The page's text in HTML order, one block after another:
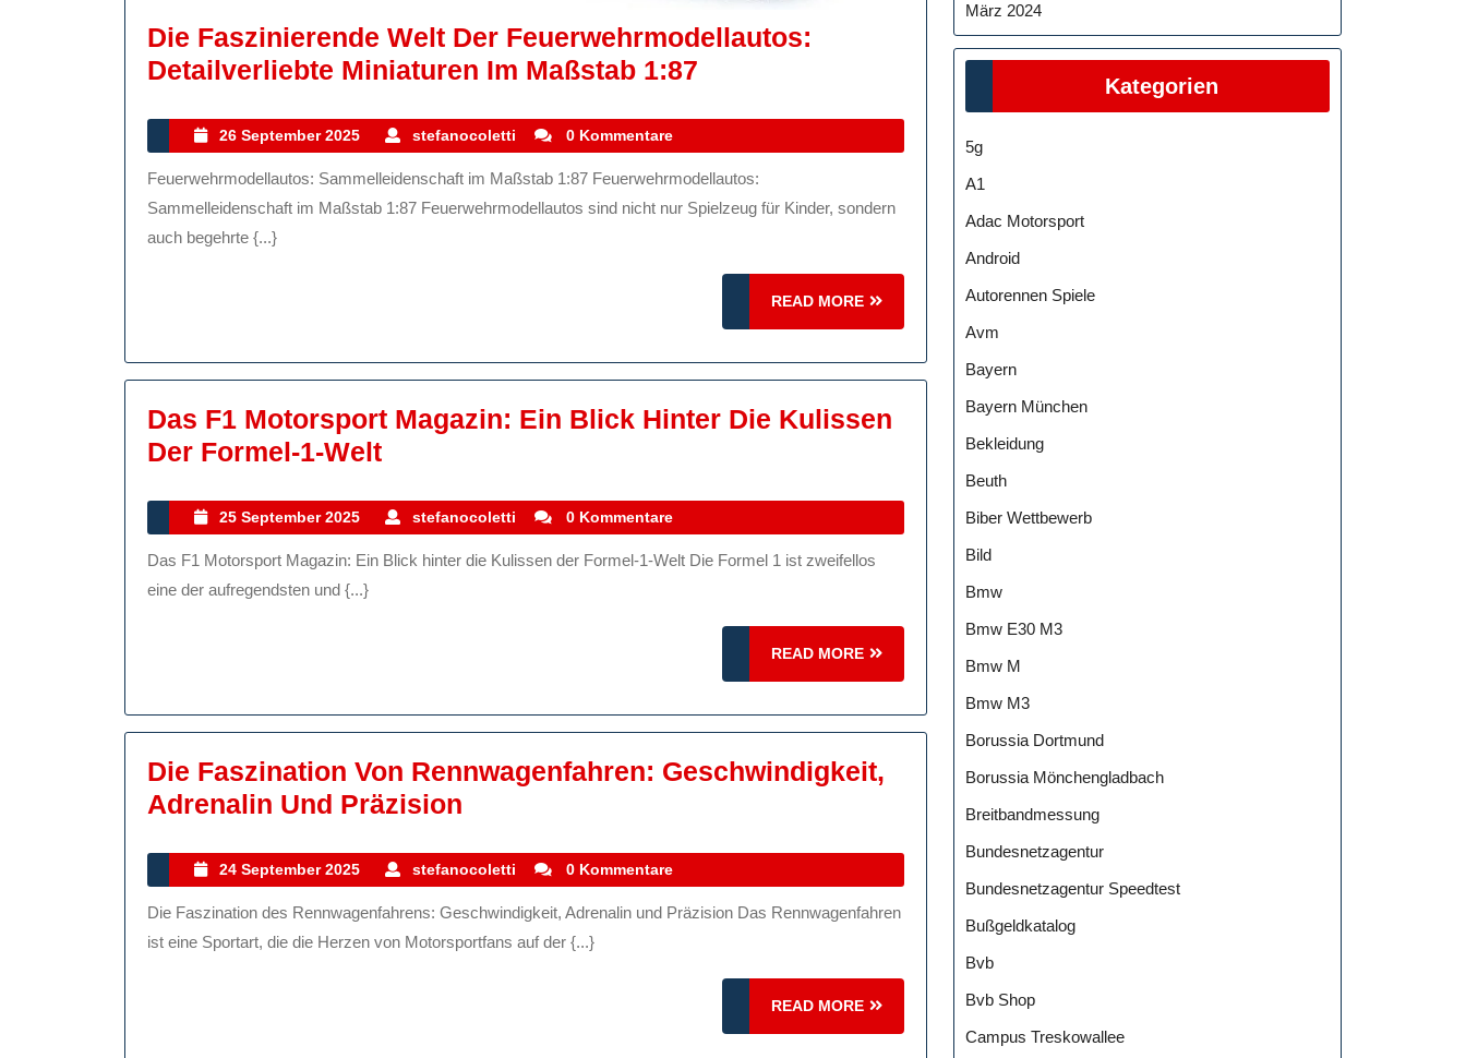
Die Faszinierende Welt Der Feuerwehrmodellautos:
Detailverliebte Miniaturen Im Maßstab 1:87
Der
Feuerwehrmodellautos:
Maßstab
1:87
26 September 2025
26
September
2025
stefanocoletti stefanocoletti
0 Kommentare
Feuerwehrmodellautos: Sammelleidenschaft im Maßstab 1:87 Feuerwehrmodellautos:
Sammelleidenschaft im Maßstab 1:87 Feuerwehrmodellautos sind nicht nur Spielzeug für Kinder, sondern
auch begehrte {...}
READ MORE
READ
MORE
Das F1 Motorsport Magazin: Ein Blick Hinter Die Kulissen
Der Formel-1-WeltDas
Motorsport
Magazin:
Kulissen
Formel-
1-
25 September 2025
25
September
2025
stefanocoletti stefanocoletti
0 Kommentare
Das F1 Motorsport Magazin: Ein Blick hinter die Kulissen der Formel-1-Welt Die Formel 1 ist zweifellos
eine der aufregendsten und {...}
READ MORE
READ
MORE
Die Faszination Von Rennwagenfahren: Geschwindigkeit,
Adrenalin Und Präzision
Von
Rennwagenfahren:
Geschwindigkeit,
24 September 2025
24
September
2025
stefanocoletti stefanocoletti
0 Kommentare
Die Faszination des Rennwagenfahrens: Geschwindigkeit, Adrenalin und Präzision Das Rennwagenfahren
ist eine Sportart, die die Herzen von Motorsportfans auf der {...}
READ MORE
READ
MORE
März 2024
Kategorien
5g
A1
Adac Motorsport
Android
Autorennen Spiele
Avm
Bayern
Bayern München
Bekleidung
Beuth
Biber Wettbewerb
Bild
Bmw
Bmw E30 M3
Bmw M
Bmw M3
Borussia Dortmund
Borussia Mönchengladbach
Breitbandmessung
Bundesnetzagentur
Bundesnetzagentur Speedtest
Bußgeldkatalog
Bvb
Bvb Shop
Campus Treskowallee